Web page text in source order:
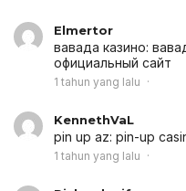
Elmertor
вавада казино:
официальный сайт
1 tahun yang lalu
KennethVaL
pin up az: pin-up
1 tahun yang lalu